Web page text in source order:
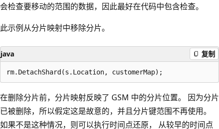
会检查要移动的范围的数据，因此最好在代码中包含检查。
此示例从分片映射中移除分片。
java 复制
在删除分片前，分片映射反映了 GSM 中的分片位置。 因为分片
已被删除，所以假定这是故意的，并且分片键范围不再使用。
如果不是这种情况，则可以执行时间点还原， 从较早的时间点